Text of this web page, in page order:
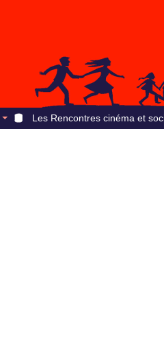
Les Rencontres cinéma et